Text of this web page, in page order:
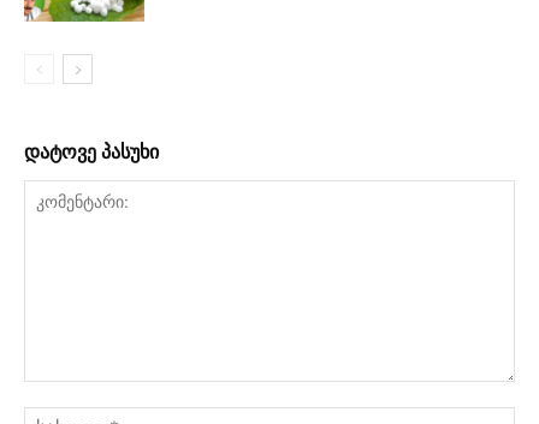
დატოვე პასუხი